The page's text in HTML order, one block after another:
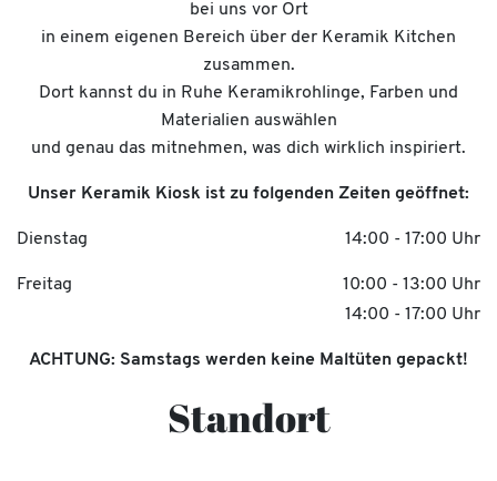
bei uns vor Ort
in einem eigenen Bereich über der Keramik Kitchen
zusammen.
Dort kannst du in Ruhe Keramikrohlinge, Farben und
Materialien auswählen
und genau das mitnehmen, was dich wirklich inspiriert.
Unser Keramik Kiosk ist zu folgenden Zeiten geöffnet:
Dienstag 14:00 - 17:00 Uhr
Freitag
10:00 - 13:00 Uhr
14:00 - 17:00 Uhr
ACHTUNG: Samstags werden keine Maltüten gepackt!
Standort